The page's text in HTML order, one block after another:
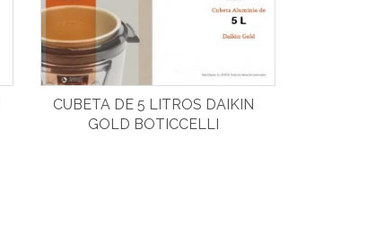
CUBETA DE 5 LITROS DAIKIN
GOLD BOTICCELLI